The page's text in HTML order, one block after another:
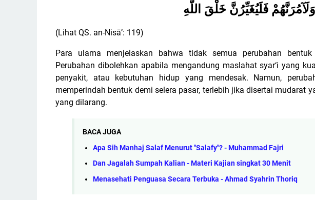
وَلَآمُرَنَّهُمْ فَلَيُغَيِّرُنَّ خَلْقَ اللَّهِ
(Lihat QS. an-Nisā’: 119)
Para ulama menjelaskan bahwa tidak semua perubahan
Perubahan dibolehkan apabila mengandung maslahat syar‘i yang
penyakit, atau kebutuhan hidup yang mendesak. Namun,
memperindah bentuk demi selera pasar, terlebih jika disertai mudarat
yang dilarang.
BACA JUGA
Apa Sih Manhaj Salaf Menurut "Salafy"? - Muhammad Fajri
Dan Jagalah Sumpah Kalian - Materi Kajian singkat 30 Menit
Menasehati Penguasa Secara Terbuka - Ahmad Syahrin Thoriq